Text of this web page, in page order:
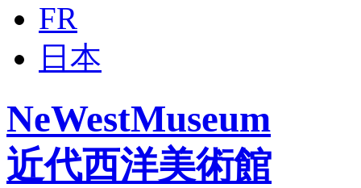
FR
日本
NeWestMuseum
近代西洋美術館